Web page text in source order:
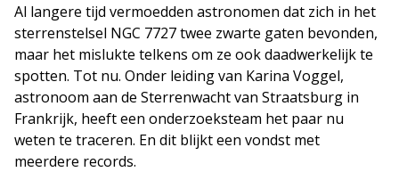
Al langere tijd vermoedden astronomen dat zich in het
sterrenstelsel NGC 7727 twee zwarte gaten bevonden,
maar het mislukte telkens om ze ook daadwerkelijk te
spotten. Tot nu. Onder leiding van Karina Voggel,
astronoom aan de Sterrenwacht van Straatsburg in
Frankrijk, heeft een onderzoeksteam het paar nu
weten te traceren. En dit blijkt een vondst met
meerdere records.